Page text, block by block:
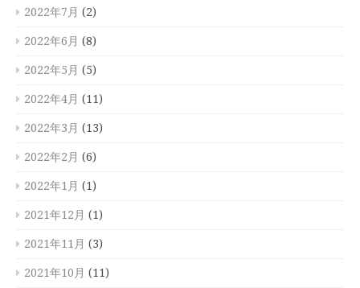
2022年7月 (2)
2022年6月 (8)
2022年5月 (5)
2022年4月 (11)
2022年3月 (13)
2022年2月 (6)
2022年1月 (1)
2021年12月 (1)
2021年11月 (3)
2021年10月 (11)